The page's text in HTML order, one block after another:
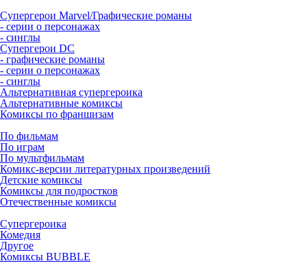
Супергерои Marvel/Графические романы
- серии о персонажах
- синглы
Супергерои DC
- графические романы
- серии о персонажах
- синглы
Альтернативная супергероика
Альтернативные комиксы
Комиксы по франшизам
По фильмам
По играм
По мультфильмам
Комикс-версии литературных произведений
Детские комиксы
Комиксы для подростков
Отечественные комиксы
Супергероика
Комедия
Другое
Комиксы BUBBLE